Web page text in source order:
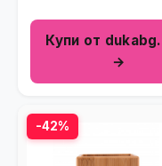
Купи от
→
-42%